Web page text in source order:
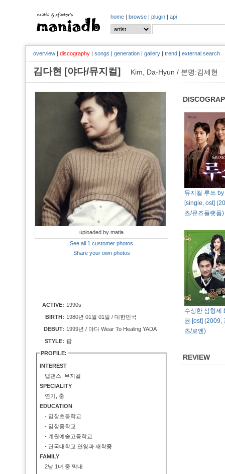
home | browse | plugin | api
overview | discography | songs | generation | gallery | trend | external search
김다현 [야다/뮤지컬] Kim, Da-Hyun / 본명:김세현
uploaded by matia
See all 1 customer photos
Share your own photos
ACTIVE: 1990s -
BIRTH: 1980년 01월 01일 / 대한민국
DEBUT: 1999년 / 야다 Wear To Healing YADA
STYLE: 팝
PROFILE:
INTEREST
탭댄스, 뮤지컬
SPECIALITY
연기, 춤
EDUCATION
- 염창초등학교
- 염창중학교
- 계원예술고등학교
- 단국대학교 연영과 재학중
FAMILY
2남 1녀 중 막내
뮤지컬 루쓰
[single, ost]
츠/뮤즈플랫폼)
수상한 삼형제
권 [ost] (2009,
츠/로엔)
REVIEW